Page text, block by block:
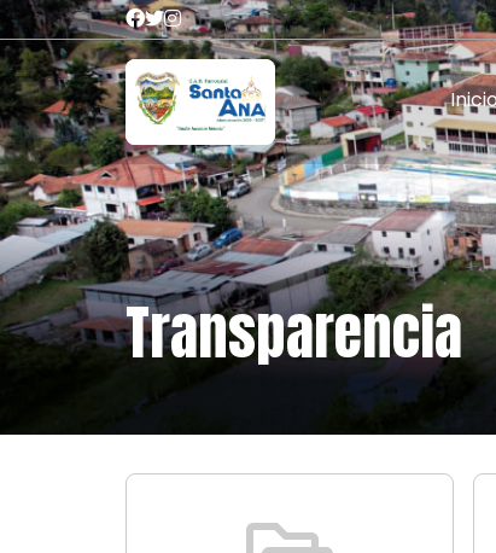
Transparencia